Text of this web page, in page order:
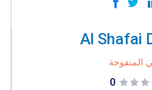
Al Shafai
0